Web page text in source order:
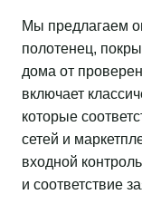
Мы предлагаем
полотенец,
дома от
включает
которые
сетей и
входной
и соответствие